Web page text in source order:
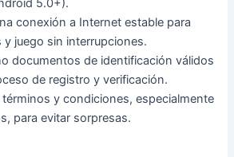
5.0+).
conexión a Internet estable para
y juego sin interrupciones.
documentos de identificación válidos
de registro y verificación.
términos y condiciones, especialmente
para evitar sorpresas.